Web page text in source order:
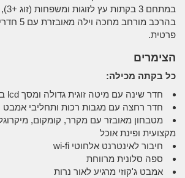
בהרכב מורחב
פרטית.
הצימרים
כל בקתה מכילה:
חדר שינה עם מיטה זוגית גדולה ומסך lcd בלווין
חדר רחצה עם מגבות רכות ותחליבי אמבט
מטבחון מאובזר עם מקרר, קומקום,
מקצועית ופינת אוכל
חיבור לאינטרנט אלחוטי wi-fi
ספה סלונית מרווחת
אמבט ג'קוזי מרגיע לאור נרות